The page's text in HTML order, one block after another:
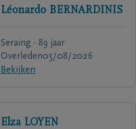
Léonardo BERNARDINIS
Seraing - 89 jaar
Overleden05/08/2026
Bekijken
Elza LOYEN